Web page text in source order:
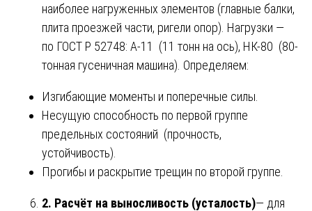
наиболее нагруженных элементов (главные балки,
плита проезжей части, ригели опор). Нагрузки —
по ГОСТ Р 52748: А-11 (11 тонн на ось), НК-80 (80-
тонная гусеничная машина). Определяем:
Изгибающие моменты и поперечные силы.
Несущую способность по первой группе
предельных состояний (прочность,
устойчивость).
Прогибы и раскрытие трещин по второй группе.
2. Расчёт на выносливость (усталость)— для